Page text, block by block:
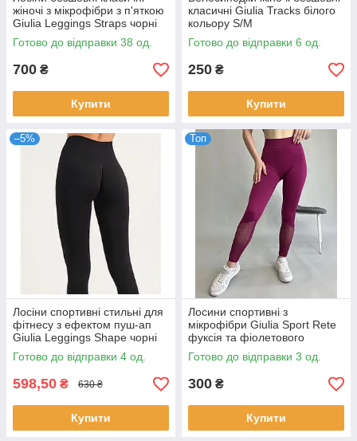
жіночі з мікрофібри з п'яткою
Giulia Leggings Straps чорні
S/M - L/XL
Готово до відправки 38 од.
700 ₴
Купити
класичні Giulia Tracks білого
кольору S/M
Готово до відправки 6 од.
250 ₴
Купити
–5%
Лосіни спортивні стильні для
фітнесу з ефектом пуш-ап
Giulia Leggings Shape чорні
S/M L/XL
Готово до відправки 4 од.
598,50 ₴ 630 ₴
Купити
Топ
Лосини спортивні з
мікрофібри Giulia Sport Rete
фуксія та фіолетового
кольорів розмір L/XL
Готово до відправки 3 од.
300 ₴
Купити